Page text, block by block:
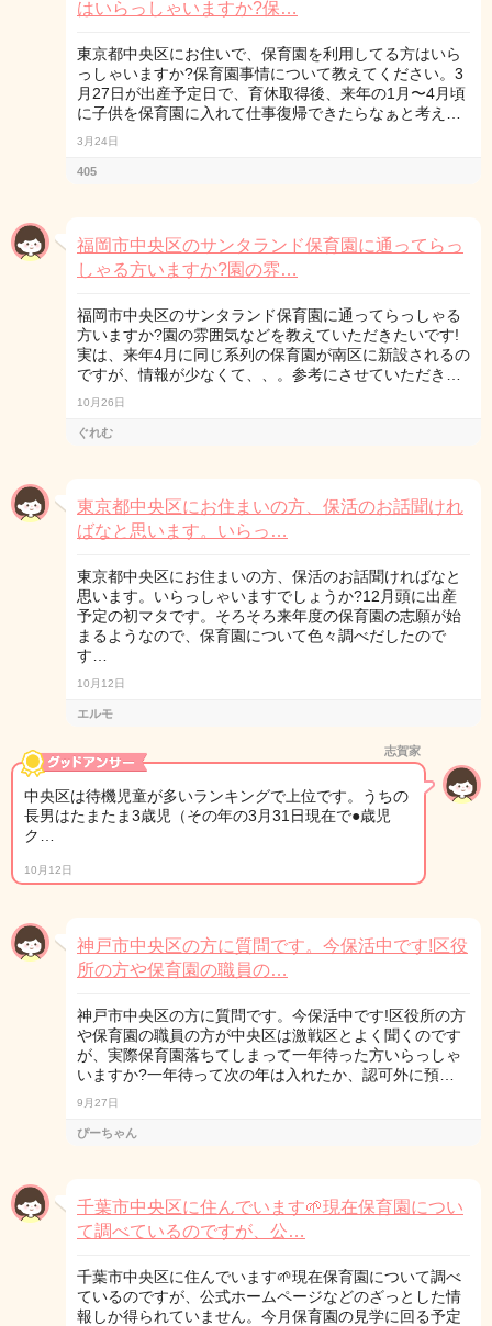
はいらっしゃいますか?保…
東京都中央区にお住いで、保育園を利用してる方はいら
っしゃいますか?保育園事情について教えてください。3
月27日が出産予定日で、育休取得後、来年の1月〜4月頃
に子供を保育園に入れて仕事復帰できたらなぁと考え…
3月24日
405
福岡市中央区のサンタランド保育園に通ってらっ
しゃる方いますか?園の雰…
福岡市中央区のサンタランド保育園に通ってらっしゃる
方いますか?園の雰囲気などを教えていただきたいです!
実は、来年4月に同じ系列の保育園が南区に新設されるの
ですが、情報が少なくて、、。参考にさせていただき…
10月26日
ぐれむ
東京都中央区にお住まいの方、保活のお話聞けれ
ばなと思います。いらっ…
東京都中央区にお住まいの方、保活のお話聞ければなと
思います。いらっしゃいますでしょうか?12月頭に出産
予定の初マタです。そろそろ来年度の保育園の志願が始
まるようなので、保育園について色々調べだしたので
す…
10月12日
エルモ
志賀家
中央区は待機児童が多いランキングで上位です。うちの
長男はたまたま3歳児（その年の3月31日現在で●歳児
ク…
10月12日
神戸市中央区の方に質問です。今保活中です!区役
所の方や保育園の職員の…
神戸市中央区の方に質問です。今保活中です!区役所の方
や保育園の職員の方が中央区は激戦区とよく聞くのです
が、実際保育園落ちてしまって一年待った方いらっしゃ
いますか?一年待って次の年は入れたか、認可外に預…
9月27日
ぴーちゃん
千葉市中央区に住んでいます🌱現在保育園につい
て調べているのですが、公…
千葉市中央区に住んでいます🌱現在保育園について調べ
ているのですが、公式ホームページなどのざっとした情
報しか得られていません。今月保育園の見学に回る予定